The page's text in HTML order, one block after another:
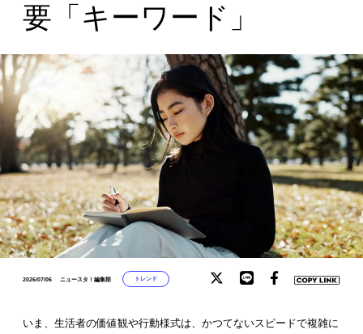
要「キーワード」
2026/07/06 ニュースタ！編集部 トレンド
いま、生活者の価値観や行動様式は、かつてないスピードで複雑に